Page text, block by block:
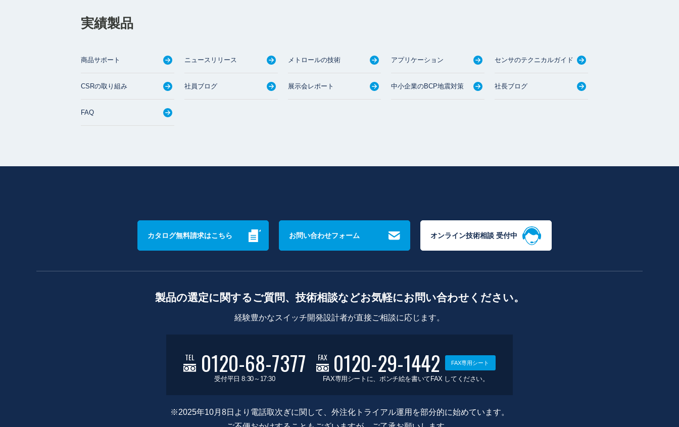
実績製品
商品サポート ニュースリリース メトロールの技術 アプリケーション センサのテクニカルガイド
CSRの取り組み 社員ブログ 展示会レポート 中小企業のBCP地震対策 社長ブログ
FAQ
カタログ無料請求はこちら お問い合わせフォーム オンライン技術相談 受付中
製品の選定に関するご質問、技術相談などお気軽にお問い合わせください。
経験豊かなスイッチ開発設計者が直接ご相談に応じます。
TEL 0120-68-7377
受付平日 8:30～17:30
FAX 0120-29-1442 FAX専用シート
FAX専用シートに、ポンチ絵を書いてFAX してください。
※2025年10月8日より電話取次ぎに関して、外注化トライアル運用を部分的に始めています。